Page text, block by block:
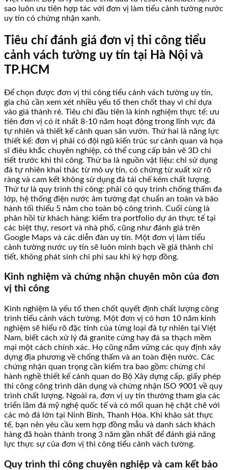
sao luôn ưu tiên hợp tác với đơn vị làm tiểu cảnh tường nước
uy tín có chứng nhận xanh.
Tiêu chí đánh giá đơn vị thi công tiểu
cảnh vách tường uy tín tại Hà Nội và
TP.HCM
Để chọn được đơn vị thi công tiểu cảnh vách tường uy tín,
gia chủ cần xem xét nhiều yếu tố then chốt thay vì chỉ dựa
vào giá thành rẻ. Tiêu chí đầu tiên là kinh nghiệm thực tế: ưu
tiên đơn vị có ít nhất 8-10 năm hoạt động trong lĩnh vực đá
tự nhiên và thiết kế cảnh quan sân vườn. Thứ hai là năng lực
thiết kế: đơn vị phải có đội ngũ kiến trúc sư cảnh quan và họa
sĩ điêu khắc chuyên nghiệp, có thể cung cấp bản vẽ 3D chi
tiết trước khi thi công. Thứ ba là nguồn vật liệu: chỉ sử dụng
đá tự nhiên khai thác từ mỏ uy tín, có chứng từ xuất xứ rõ
ràng và cam kết không sử dụng đá tái chế kém chất lượng.
Thứ tư là quy trình thi công: phải có quy trình chống thấm đa
lớp, hệ thống điện nước âm tường đạt chuẩn an toàn và bảo
hành tối thiểu 5 năm cho toàn bộ công trình. Cuối cùng là
phản hồi từ khách hàng: kiểm tra portfolio dự án thực tế tại
các biệt thự, resort và nhà phố, cũng như đánh giá trên
Google Maps và các diễn đàn uy tín. Một đơn vị làm tiểu
cảnh tường nước uy tín sẽ luôn minh bạch về giá thành chi
tiết, không phát sinh chi phí sau khi ký hợp đồng.
Kinh nghiệm và chứng nhận chuyên môn của đơn
vị thi công
Kinh nghiệm là yếu tố then chốt quyết định chất lượng công
trình tiểu cảnh vách tường. Một đơn vị có hơn 10 năm kinh
nghiệm sẽ hiểu rõ đặc tính của từng loại đá tự nhiên tại Việt
Nam, biết cách xử lý đá granite cứng hay đá sa thạch mềm
mại một cách chính xác. Họ cũng nắm vững các quy định xây
dựng địa phương về chống thấm và an toàn điện nước. Các
chứng nhận quan trọng cần kiểm tra bao gồm: chứng chỉ
hành nghề thiết kế cảnh quan do Bộ Xây dựng cấp, giấy phép
thi công công trình dân dụng và chứng nhận ISO 9001 về quy
trình chất lượng. Ngoài ra, đơn vị uy tín thường tham gia các
triển lãm đá mỹ nghệ quốc tế và có mối quan hệ chặt chẽ với
các mỏ đá lớn tại Ninh Bình, Thanh Hóa. Khi khảo sát thực
tế, bạn nên yêu cầu xem hợp đồng mẫu và danh sách khách
hàng đã hoàn thành trong 3 năm gần nhất để đánh giá năng
lực thực sự của đơn vị thi công tiểu cảnh vách tường.
Quy trình thi công chuyên nghiệp và cam kết bảo